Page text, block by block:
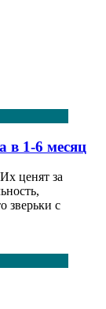
в 1-6 месяц
ценят за
зверьки с